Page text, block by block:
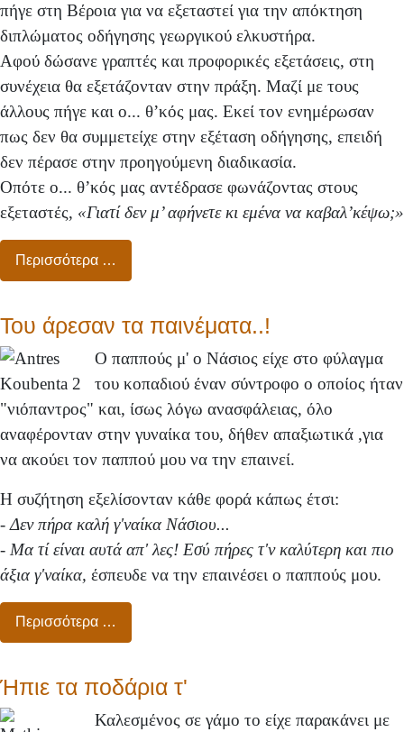
πήγε στη Βέροια για να εξεταστεί για την απόκτηση
διπλώματος οδήγησης γεωργικού ελκυστήρα.
Αφού δώσανε γραπτές και προφορικές εξετάσεις, στη
συνέχεια θα εξετάζονταν στην πράξη. Μαζί με τους
άλλους πήγε και ο... θ’κός μας. Εκεί τον ενημέρωσαν
πως δεν θα συμμετείχε στην εξέταση οδήγησης, επειδή
δεν πέρασε στην προηγούμενη διαδικασία.
Οπότε ο... θ’κός μας αντέδρασε φωνάζοντας στους
εξεταστές, «Γιατί δεν μ’ αφήνετε κι εμένα να καβαλ’κέψω;»
Περισσότερα …
Του άρεσαν τα παινέματα..!
Ο παππούς μ' ο Νάσιος είχε στο φύλαγμα
του κοπαδιού έναν σύντροφο ο οποίος ήταν
"νιόπαντρος" και, ίσως λόγω ανασφάλειας, όλο
αναφέρονταν στην γυναίκα του, δήθεν απαξιωτικά ,για
να ακούει τον παππού μου να την επαινεί.
Η συζήτηση εξελίσονταν κάθε φορά κάπως έτσι:
-Δεν πήρα καλή γ'ναίκα Νάσιου...
- Μα τί είναι αυτά απ' λες! Εσύ πήρες τ'ν καλύτερη και πιο
άξια γ'ναίκα, έσπευδε να την επαινέσει ο παππούς μου.
Περισσότερα …
Ήπιε τα ποδάρια τ'
Καλεσμένος σε γάμο το είχε παρακάνει με